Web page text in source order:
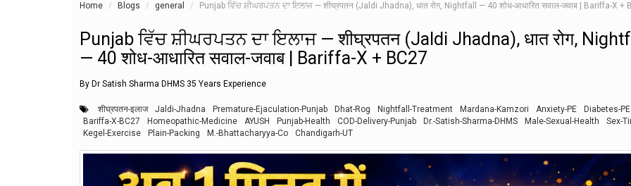
Home Blogs general Punjab ਵਿੱਚ ਸ਼ੀਘਰਪਤਨ ਦਾ ਇਲਾਜ — शीघ्रपतन (Jaldi Jhadna), धात रोग, Nightfall — 40 शोध-आधारित सवाल-जवाब | Bariffa-X +
Punjab ਵਿੱਚ ਸ਼ੀਘਰਪਤਨ ਦਾ ਇਲਾਜ — शीघ्रपतन (Jaldi Jhadna), धात रोग,
— 40 शोध-आधारित सवाल-जवाब | Bariffa-X + BC27
By Dr Satish Sharma DHMS 35 Years Experience
शीघ्रपतन-इलाज Jaldi-Jhadna Premature-Ejaculation-Punjab Dhat-Rog Nightfall-Treatment Mardana-Kamzori Anxiety-PE
Diabetes-PE
Bariffa-X-BC27
Homeopathic-Medicine AYUSH Punjab-Health COD-Delivery-Punjab Dr.-Satish-Sharma-DHMS Male-Sexual-Health
Sex-
Kegel-Exercise
Plain-Packing M.-Bhattacharyya-Co Chandigarh-UT